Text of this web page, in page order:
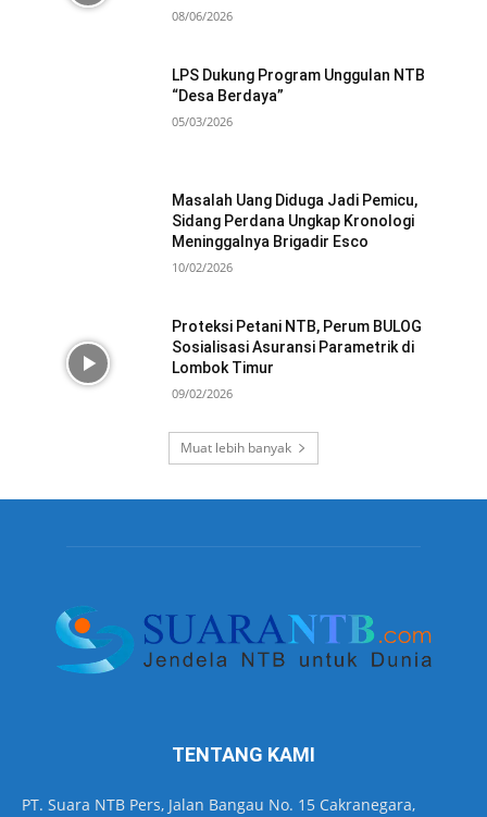
08/06/2026
LPS Dukung Program Unggulan NTB
“Desa Berdaya”
05/03/2026
Masalah Uang Diduga Jadi Pemicu,
Sidang Perdana Ungkap Kronologi
Meninggalnya Brigadir Esco
10/02/2026
Proteksi Petani NTB, Perum BULOG
Sosialisasi Asuransi Parametrik di
Lombok Timur
09/02/2026
Muat lebih banyak
TENTANG KAMI
PT. Suara NTB Pers, Jalan Bangau No. 15 Cakranegara,